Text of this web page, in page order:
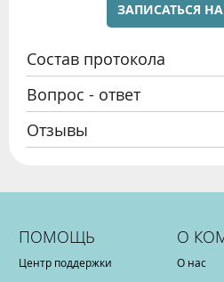
ЗАПИСАТЬСЯ
Состав протокола
Вопрос - ответ
Отзывы
ПОМОЩЬ
Центр поддержки
О
О нас